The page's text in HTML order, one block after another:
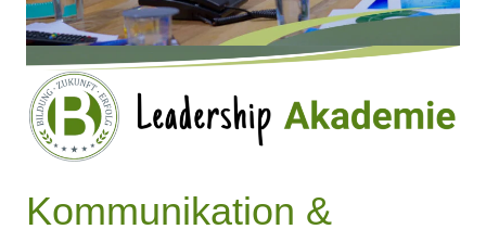
Kommunikation &